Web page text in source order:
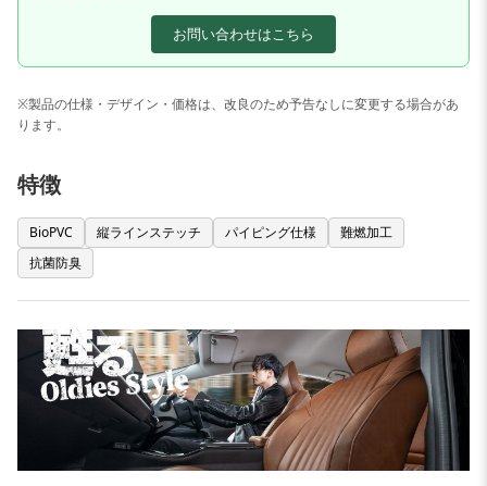
お問い合わせはこちら
※製品の仕様・デザイン・価格は、改良のため予告なしに変更する場合があ
ります。
特徴
BioPVC 縦ラインステッチ パイピング仕様
難燃加工
抗菌防臭